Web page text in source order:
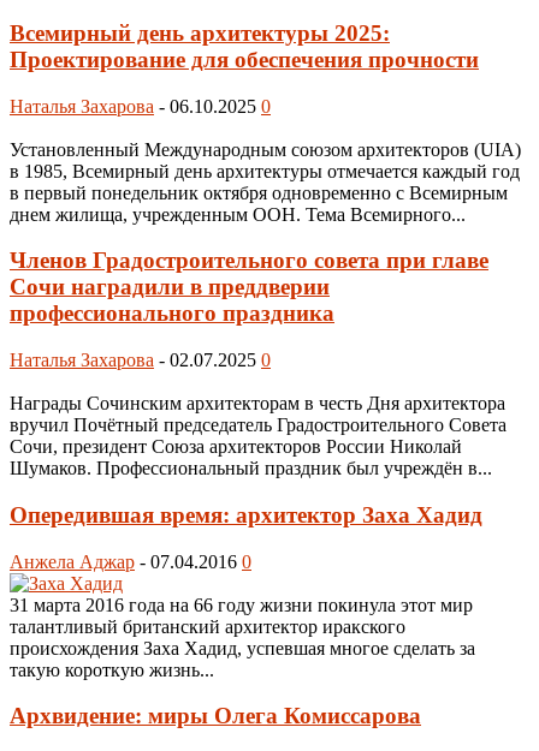
Всемирный день архитектуры 2025:
Проектирование для обеспечения прочности
Наталья Захарова - 06.10.2025 0
Установленный Международным союзом архитекторов (UIA)
в 1985, Всемирный день архитектуры отмечается каждый год
в первый понедельник октября одновременно с Всемирным
днем жилища, учрежденным ООН. Тема Всемирного...
Членов Градостроительного совета при главе
Сочи наградили в преддверии
профессионального праздника
Наталья Захарова - 02.07.2025 0
Награды Сочинским архитекторам в честь Дня архитектора
вручил Почётный председатель Градостроительного Совета
Сочи, президент Союза архитекторов России Николай
Шумаков. Профессиональный праздник был учреждён в...
Опередившая время: архитектор Заха Хадид
Анжела Аджар - 07.04.2016 0
31 марта 2016 года на 66 году жизни покинула этот мир
талантливый британский архитектор иракского
происхождения Заха Хадид, успевшая многое сделать за
такую короткую жизнь...
Архвидение: миры Олега Комиссарова